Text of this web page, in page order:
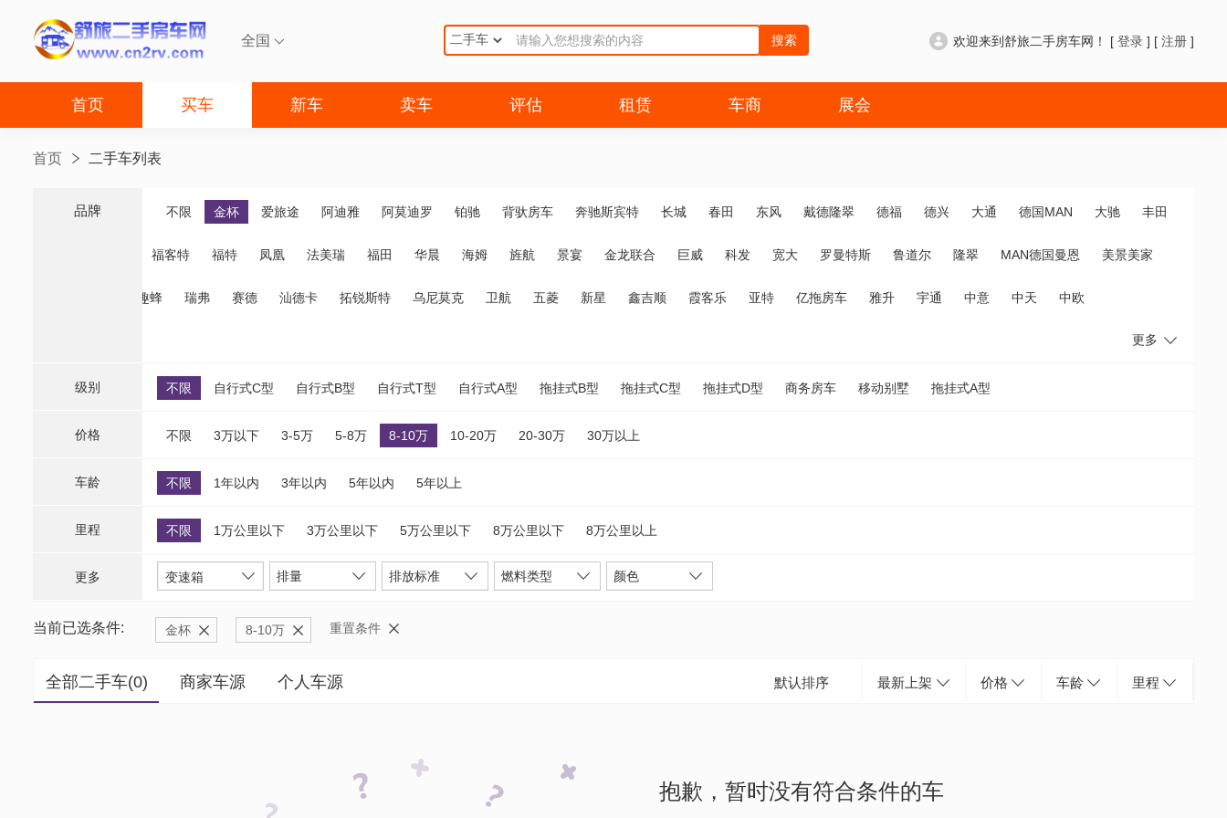
全国  搜索 欢迎来到舒旅二手房车网！ [ 登录 ] [ 注册 ]
首页 买车 新车 卖车 评估 租赁 车商 展会
首页 二手车列表
品牌 不限 金杯 爱旅途 阿迪雅 阿莫迪罗 铂驰 背驮房车 奔驰斯宾特 长城 春田 东风 戴德隆翠 德福 德兴 大通 德国MAN 大驰 丰田
福客特 福特 凤凰 法美瑞 福田 华晨 海姆 旌航 景宴 金龙联合 巨威 科发 宽大 罗曼特斯 鲁道尔 隆翠 MAN德国曼恩 美景美家
趣蜂 瑞弗 赛德 汕德卡 拓锐斯特 乌尼莫克 卫航 五菱 新星 鑫吉顺 霞客乐 亚特 亿拖房车 雅升 宇通 中意 中天 中欧
更多
品牌
级别 不限 自行式C型 自行式B型 自行式T型 自行式A型 拖挂式B型 拖挂式C型 拖挂式D型 商务房车 移动别墅 拖挂式A型
价格 不限 3万以下 3-5万 5-8万 8-10万 10-20万 20-30万 30万以上
车龄 不限 1年以内 3年以内 5年以内 5年以上
里程 不限 1万公里以下 3万公里以下 5万公里以下 8万公里以下 8万公里以上
更多 变速箱 排量 排放标准 燃料类型 颜色
当前已选条件: 金杯 8-10万 重置条件
全部二手车(0) 商家车源 个人车源 默认排序 最新上架 价格 车龄 里程
抱歉，暂时没有符合条件的车